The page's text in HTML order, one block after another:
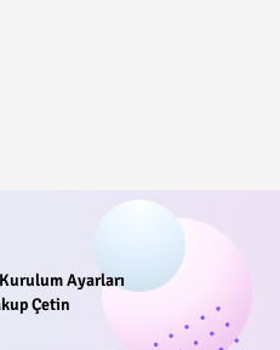
Ayarları
Çetin